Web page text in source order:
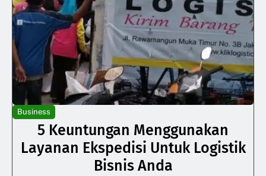
Business
5 Keuntungan Menggunakan
Layanan Ekspedisi Untuk Logistik
Bisnis Anda